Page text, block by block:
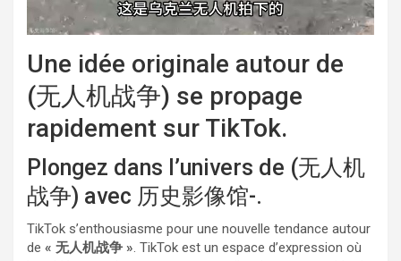
Une idée originale autour de
(无人机战争) se propage
rapidement sur TikTok.
Plongez dans l’univers de (无人机
战争) avec 历史影像馆-.
TikTok s’enthousiasme pour une nouvelle tendance autour
de « 无人机战争 ». TikTok est un espace d’expression où